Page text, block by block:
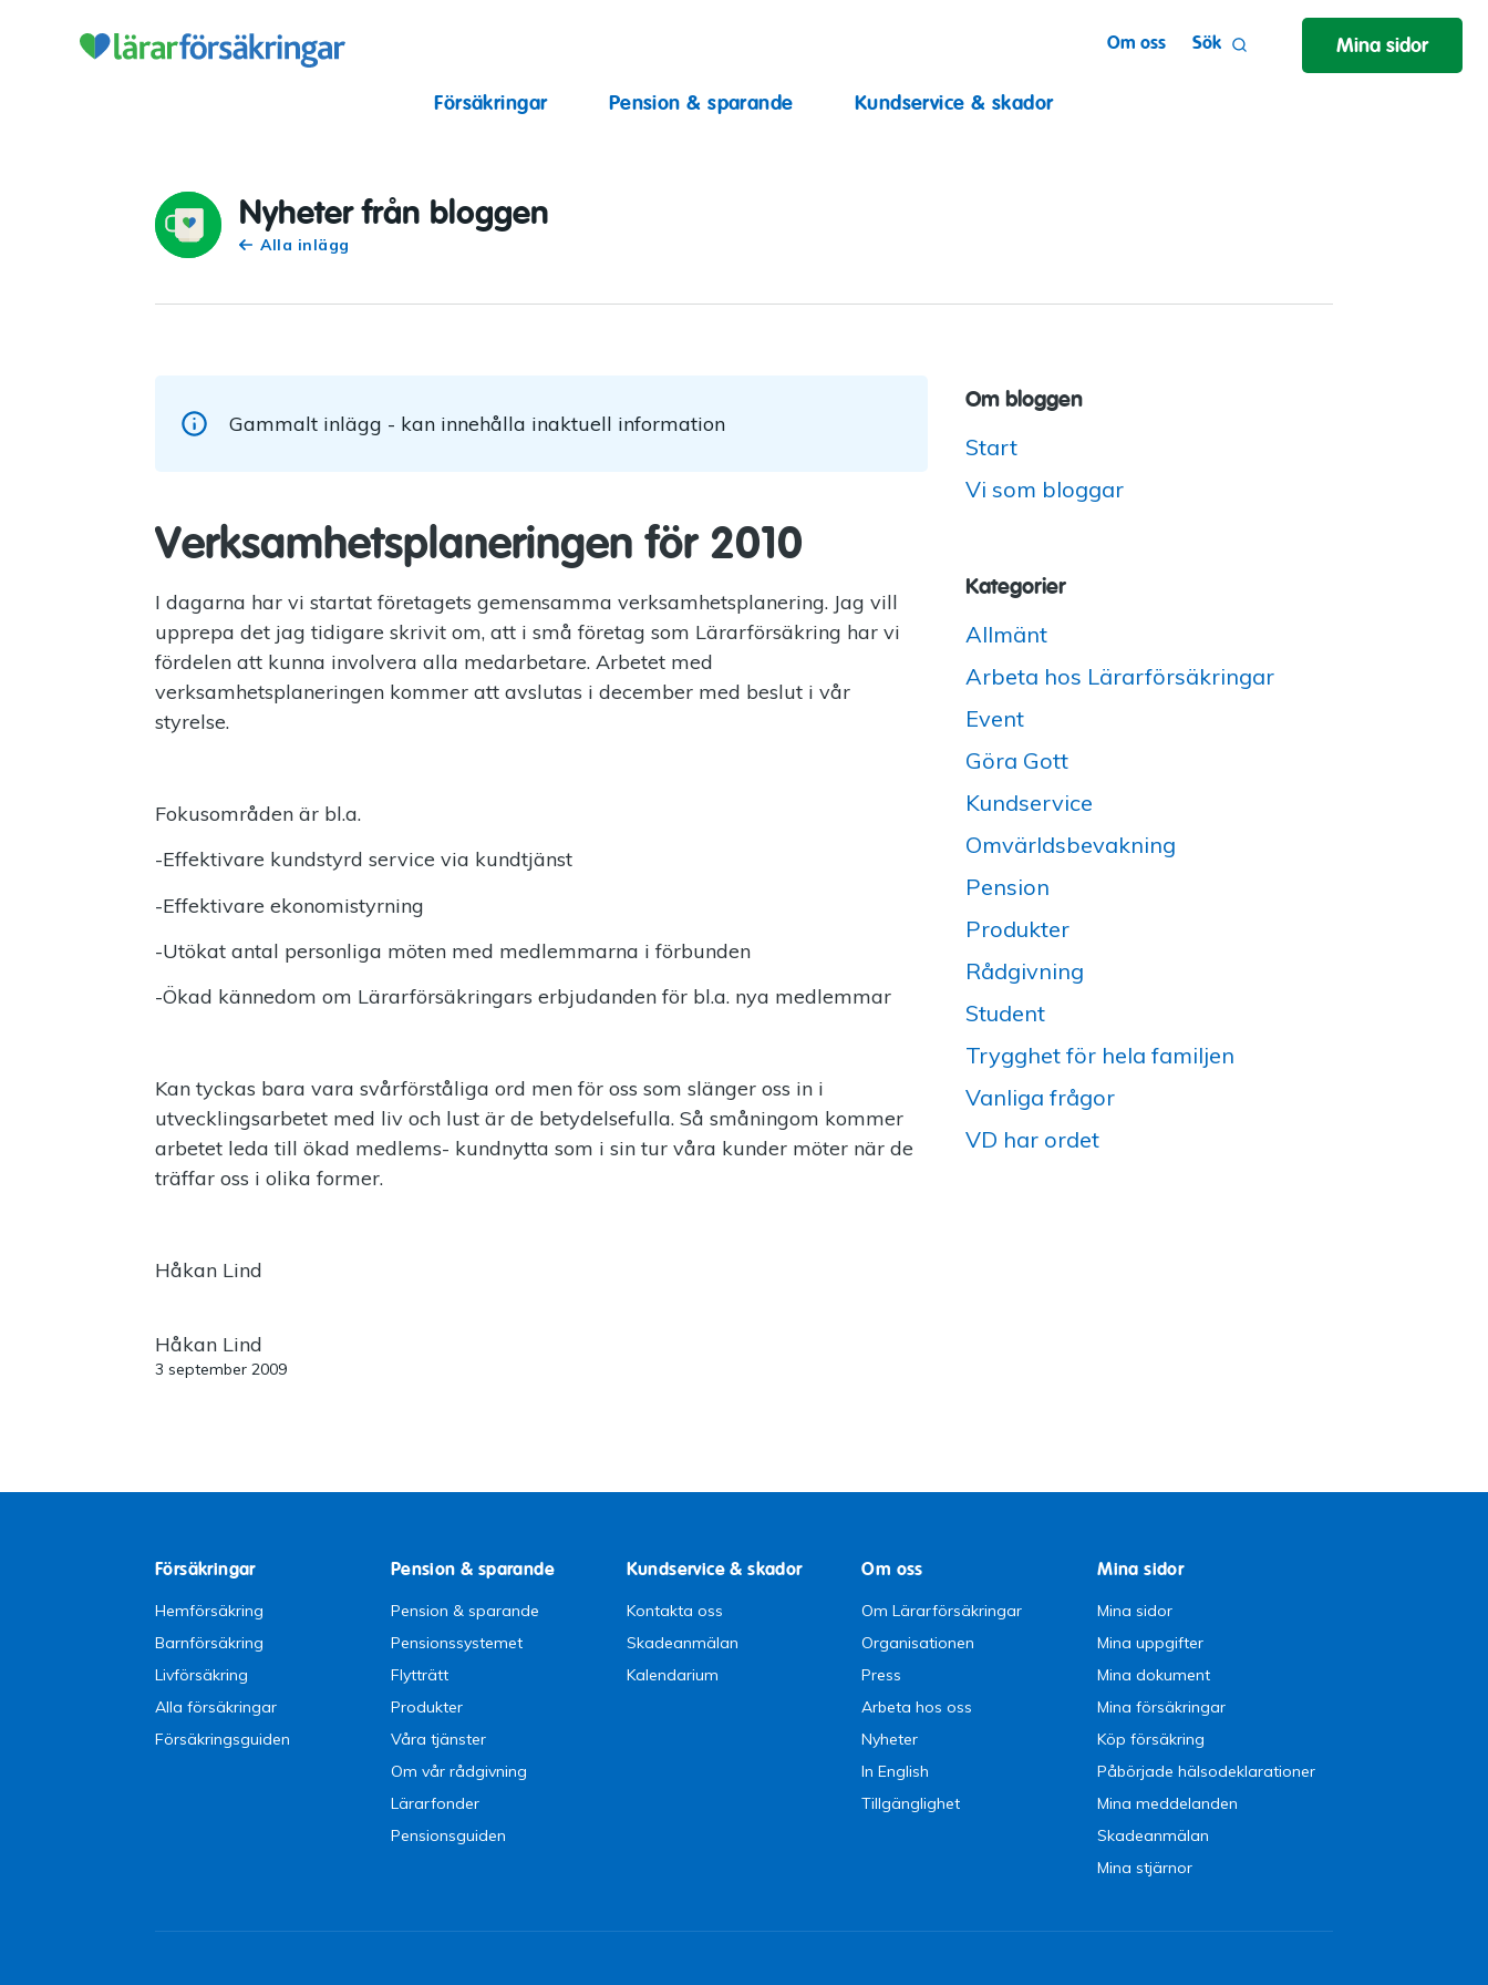
Försäkringar Pension & sparande Kundservice & skador
Om oss Sök Mina sidor
Nyheter från bloggen
Alla inlägg
Gammalt inlägg - kan innehålla inaktuell information
Verksamhetsplaneringen för 2010
I dagarna har vi startat företagets gemensamma verksamhetsplanering. Jag vill
upprepa det jag tidigare skrivit om, att i små företag som Lärarförsäkring har vi
fördelen att kunna involvera alla medarbetare. Arbetet med
verksamhetsplaneringen kommer att avslutas i december med beslut i vår
styrelse.
Fokusområden är bl.a.
-Effektivare kundstyrd service via kundtjänst
-Effektivare ekonomistyrning
-Utökat antal personliga möten med medlemmarna i förbunden
-Ökad kännedom om Lärarförsäkringars erbjudanden för bl.a. nya medlemmar
Kan tyckas bara vara svårförståliga ord men för oss som slänger oss in i
utvecklingsarbetet med liv och lust är de betydelsefulla. Så småningom kommer
arbetet leda till ökad medlems- kundnytta som i sin tur våra kunder möter när de
träffar oss i olika former.
Håkan Lind
Håkan Lind
3 september 2009
Om bloggen
Start
Vi som bloggar
Kategorier
Allmänt
Arbeta hos Lärarförsäkringar
Event
Göra Gott
Kundservice
Omvärldsbevakning
Pension
Produkter
Rådgivning
Student
Trygghet för hela familjen
Vanliga frågor
VD har ordet
Försäkringar
Hemförsäkring
Barnförsäkring
Livförsäkring
Alla försäkringar
Försäkringsguiden
Pension & sparande
Pension & sparande
Pensionssystemet
Flytträtt
Produkter
Våra tjänster
Om vår rådgivning
Lärarfonder
Pensionsguiden
Kundservice & skador
Kontakta oss
Skadeanmälan
Kalendarium
Om oss
Om Lärarförsäkringar
Organisationen
Press
Arbeta hos oss
Nyheter
In English
Tillgänglighet
Mina sidor
Mina sidor
Mina uppgifter
Mina dokument
Mina försäkringar
Köp försäkring
Påbörjade hälsodeklarationer
Mina meddelanden
Skadeanmälan
Mina stjärnor